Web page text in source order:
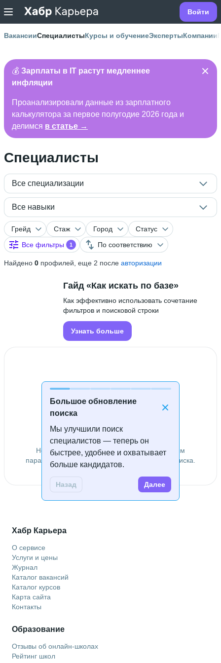
Войти
ВакансииСпециалистыКурсы и обучениеЭкспертыКомпании
💰 Зарплаты в IT растут медленнее
инфляции
Проанализировали данные из зарплатного
калькулятора за первое полугодие 2026 года и
делимся в статье →
Специалисты
Все специализации
Все навыки
Грейд Стаж Город
Статус
Все фильтры
1 По соответствию
Найдено 0 профилей, еще 2 после авторизации
Большое обновление
поиска
Мы улучшили поиск
специалистов — теперь он
быстрее, удобнее и охватывает
больше кандидатов.
Назад Далее
Гайд «Как искать по базе»
Как эффективно использовать сочетание
фильтров и поисковой строки
Узнать больше
Специалисты не найдены
Не удалось найти специалистов по заданным
параметрам. Попробуйте изменить условия поиска.
Хабр Карьера
О сервисе
Услуги и цены
Журнал
Каталог вакансий
Каталог курсов
Карта сайта
Контакты
Образование
Отзывы об онлайн-школах
Рейтинг школ